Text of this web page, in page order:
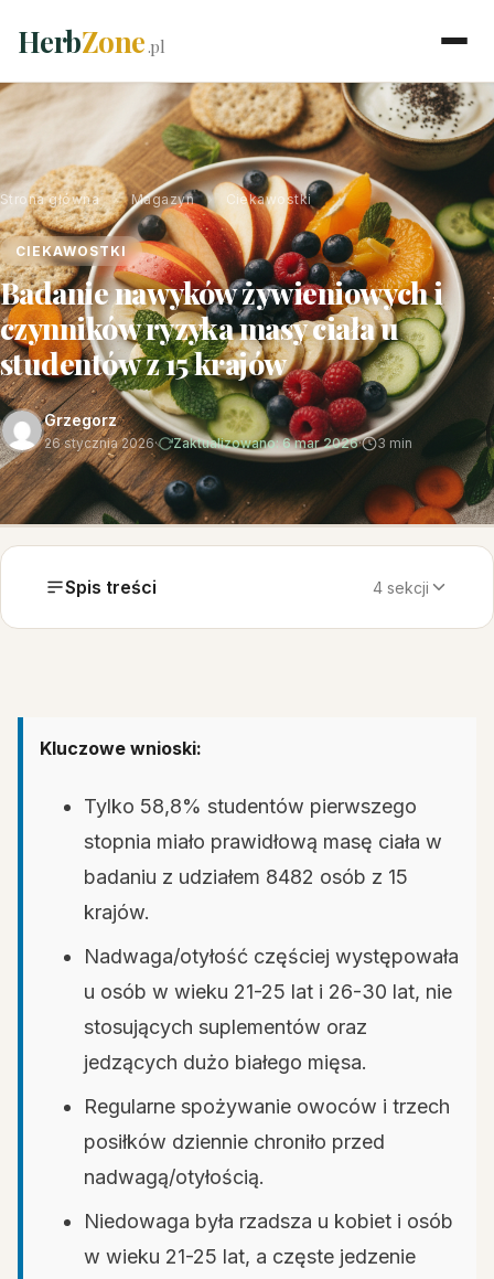
HerbZone.pl
Strona główna › Magazyn › Ciekawostki
CIEKAWOSTKI
Badanie nawyków żywieniowych i
czynników ryzyka masy ciała u
studentów z 15 krajów
Grzegorz
26 stycznia 2026· Zaktualizowano: 6 mar 2026· 3 min
Spis treści 4 sekcji
Kluczowe wnioski:
Tylko 58,8% studentów pierwszego
stopnia miało prawidłową masę ciała w
badaniu z udziałem 8482 osób z 15
krajów.
Nadwaga/otyłość częściej występowała
u osób w wieku 21-25 lat i 26-30 lat, nie
stosujących suplementów oraz
jedzących dużo białego mięsa.
Regularne spożywanie owoców i trzech
posiłków dziennie chroniło przed
nadwagą/otyłością.
Niedowaga była rzadsza u kobiet i osób
w wieku 21-25 lat, a częste jedzenie